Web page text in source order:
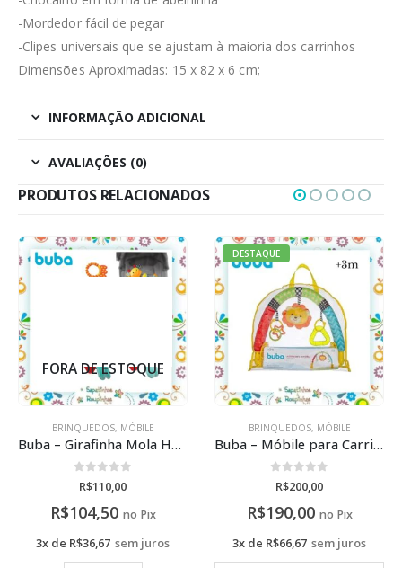
-Mordedor fácil de pegar
-Clipes universais que se ajustam à maioria dos carrinhos
Dimensões Aproximadas: 15 x 82 x 6 cm;
INFORMAÇÃO ADICIONAL
AVALIAÇÕES (0)
PRODUTOS RELACIONADOS
FORA DE ESTOQUE
BRINQUEDOS, MÓBILE
Buba – Girafinha Mola Happy Zoo +3m
de 5
R$110,00
R$104,50 no Pix
3x de R$36,67 sem juros
DESTAQUE
BRINQUEDOS, MÓBILE
Buba – Móbile para Carrinho Animal Fun +3m
de 5
R$200,00
R$190,00 no Pix
3x de R$66,67 sem juros